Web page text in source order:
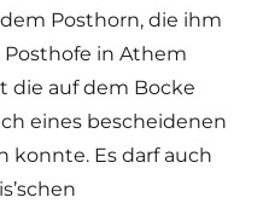
Posthorn, die ihm
in Athem
die auf dem Bocke
eines bescheidenen
konnte. Es darf auch